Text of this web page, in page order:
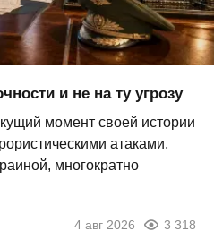
и не на ту угрозу
момент своей истории
атаками,
многократно
4 авг 2026 3 318